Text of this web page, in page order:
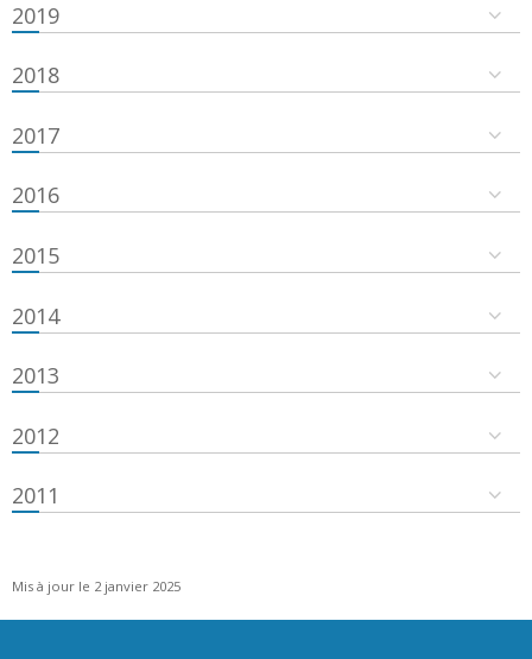
2019
2018
2017
2016
2015
2014
2013
2012
2011
Mis à jour le 2 janvier 2025